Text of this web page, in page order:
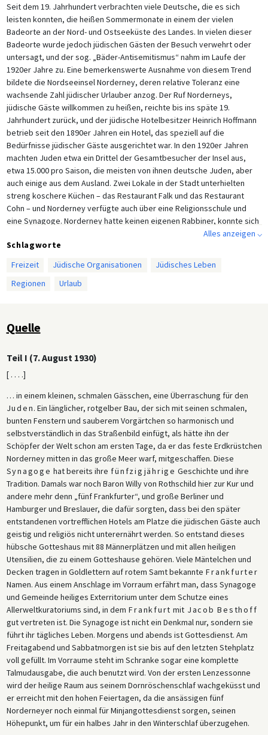
Seit dem 19. Jahrhundert verbrachten viele Deutsche, die es sich
leisten konnten, die heißen Sommermonate in einem der vielen
Badeorte an der Nord- und Ostseeküste des Landes. In vielen dieser
Badeorte wurde jedoch jüdischen Gästen der Besuch verwehrt oder
untersagt, und der sog. „Bäder-Antisemitismus“ nahm im Laufe der
1920er Jahre zu. Eine bemerkenswerte Ausnahme von diesem Trend
bildete die Nordseeinsel Norderney, deren relative Toleranz eine
wachsende Zahl jüdischer Urlauber anzog. Der Ruf Norderneys,
jüdische Gäste willkommen zu heißen, reichte bis ins späte 19.
Jahrhundert zurück, und der jüdische Hotelbesitzer Heinrich Hoffmann
betrieb seit den 1890er Jahren ein Hotel, das speziell auf die
Bedürfnisse jüdischer Gäste ausgerichtet war. In den 1920er Jahren
machten Juden etwa ein Drittel der Gesamtbesucher der Insel aus,
etwa 15.000 pro Saison, die meisten von ihnen deutsche Juden, aber
auch einige aus dem Ausland. Zwei Lokale in der Stadt unterhielten
streng koschere Küchen – das Restaurant Falk und das Restaurant
Cohn – und Norderney verfügte auch über eine Religionsschule und
eine Synagoge. Norderney hatte keinen eigenen Rabbiner, konnte sich
aber an den Landesrabbiner in Emden wenden, der die kleineren
Gemeinden in diesem äußersten nordwestlichen Winkel Deutschlands
Gemeinde begonnen, doch die Machtübernahme der
Nationalsozialisten im Jahr 1933 verhinderte die Fertigstellung.
4.000 Einwohnern auf Norderney) sowie den vielen Hunderten von
Sommermonaten auf die Insel strömten. Auf Norderney gab es auch ein
der B'nai B'rith betrieben wurde und vor allem Kinder aus wirtschaftlich
benachteiligten Verhältnissen betreute. Das Freizeitheim war zunächst
nur saisonal betrieben worden, wurde aber Mitte der 1920er Jahre zu
einer ganzjährigen Einrichtung ausgebaut, die jährlich 450 jüdische
Kinder für vier bis sechs Wochen zu Bildung, Erholung und frischer Luft
auf die Insel holte.
Die nachstehenden Auszüge stammen aus einem zweiteiligen
Reisebericht, den ein jüdischer Kurgast im Spätsommer 1930 auf
Norderney verfasste, weniger als ein Jahr nach der
Weltwirtschaftskrise und nur zwei Wochen vor den Reichstagswahlen,
bei denen die NSDAP ihren ersten bedeutenden und schockierenden
Durchbruch bei den Wahlen erzielte. Die Artikel erschienen in
aufeinanderfolgenden Ausgaben vonDer Israelit, Deutschlands
führender orthodoxer jüdischer Zeitschrift, die als eher
traditionsorientierter und konservativer Gegenpol zur liberalen
deutsch-jüdischen Zeitung, derCV-Zeitung, diente (die im folgenden
Artikel nur am Rande erwähnt wird). Der nicht namentlich genannte
Autor beschrieb die besonderen Möglichkeiten, die Norderney dem
gläubigen jüdischen Besucher bot, sowie das reine Vergnügen eines
Sommerurlaubs am Meer. Wie in einem Reisebericht nicht anders zu
erwarten, erwähnte der Autor die Politik so gut wie gar nicht,
abgesehen von der Bemerkung, dass der Urlaubsort es ermöglichte,
Dinge wie die Schwierigkeiten der Regierung Brüning zu vergessen.
Doch gerade in der Thematisierung des Vergnügens, die Politik
vergessen zu können, sowie in der Erkenntnis der (relativen) Toleranz
Norderneys, deutete der Ton des Artikels subtil auf den
bedrohlicheren gesellschaftlichen Hintergrund dieses idyllischen
Urlaubs hin.
Alles anzeigen ⌵
Schlagworte
Freizeit
Jüdische Organisationen
Jüdisches Leben
Regionen
Urlaub
Quelle
Teil I (7. August 1930)
[ . . . .]
… in einem kleinen, schmalen Gässchen, eine Überraschung für den
Juden. Ein länglicher, rotgelber Bau, der sich mit seinen schmalen,
bunten Fenstern und sauberem Vorgärtchen so harmonisch und
selbstverständlich in das Straßenbild einfügt, als hätte ihn der
Schöpfer der Welt schon am ersten Tage, da er das feste Erdkrüstchen
Norderney mitten in das große Meer warf, mitgeschaffen. Diese
Synagoge hat bereits ihre fünfzigjährige Geschichte und ihre
Tradition. Damals war noch Baron Willy von Rothschild hier zur Kur und
andere mehr denn „fünf Frankfurter“, und große Berliner und
Hamburger und Breslauer, die dafür sorgten, dass bei den später
entstandenen vortrefflichen Hotels am Platze die jüdischen Gäste auch
geistig und religiös nicht unterernährt werden. So entstand dieses
hübsche Gotteshaus mit 88 Männerplätzen und mit allen heiligen
Utensilien, die zu einem Gotteshause gehören. Viele Mäntelchen und
Decken tragen in Goldlettern auf rotem Samt bekannte Frankfurter
Namen. Aus einem Anschlage im Vorraum erfährt man, dass Synagoge
und Gemeinde heiliges Exterritorium unter dem Schutze eines
Allerweltkuratoriums sind, in dem Frankfurt mit Jacob Besthoff
gut vertreten ist. Die Synagoge ist nicht ein Denkmal nur, sondern sie
führt ihr tägliches Leben. Morgens und abends ist Gottesdienst. Am
Freitagabend und Sabbatmorgen ist sie bis auf den letzten Stehplatz
voll gefüllt. Im Vorraume steht im Schranke sogar eine komplette
Talmudausgabe, die auch benutzt wird. Von der ersten Lenzessonne
wird der heilige Raum aus seinem Dornröschenschlaf wachgeküsst und
er erreicht mit den hohen Feiertagen, da die ansässigen fünf
Norderneyer noch einmal für Minjangottesdienst sorgen, seinen
Höhepunkt, um für ein halbes Jahr in den Winterschlaf überzugehen.